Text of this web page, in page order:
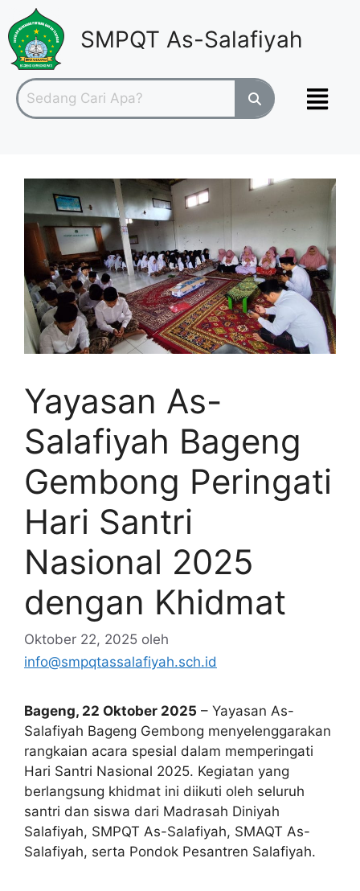
SMPQT As-Salafiyah
Yayasan As-
Salafiyah Bageng
Gembong Peringati
Hari Santri
Nasional 2025
dengan Khidmat
Oktober 22, 2025 oleh
info@smpqtassalafiyah.sch.id
Bageng, 22 Oktober 2025 – Yayasan As-
Salafiyah Bageng Gembong menyelenggarakan
rangkaian acara spesial dalam memperingati
Hari Santri Nasional 2025. Kegiatan yang
berlangsung khidmat ini diikuti oleh seluruh
santri dan siswa dari Madrasah Diniyah
Salafiyah, SMPQT As-Salafiyah, SMAQT As-
Salafiyah, serta Pondok Pesantren Salafiyah.